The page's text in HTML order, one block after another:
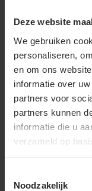
Deze website
We gebruiken
personaliseren,
en om ons
informatie over
partners voor
partners kunnen
informatie die u
verzameld op
Noodzakelijk
_ga